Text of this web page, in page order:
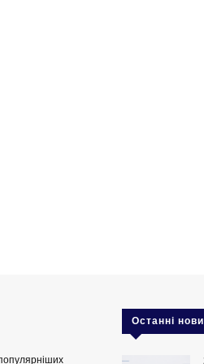
Останні